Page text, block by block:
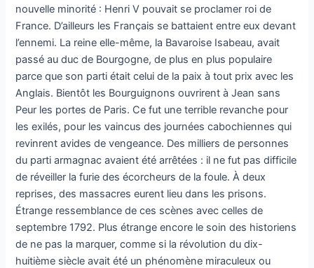
nouvelle minorité : Henri V pouvait se proclamer roi de
France. D’ailleurs les Français se battaient entre eux devant
l’ennemi. La reine elle-même, la Bavaroise Isabeau, avait
passé au duc de Bourgogne, de plus en plus populaire
parce que son parti était celui de la paix à tout prix avec les
Anglais. Bientôt les Bourguignons ouvrirent à Jean sans
Peur les portes de Paris. Ce fut une terrible revanche pour
les exilés, pour les vaincus des journées cabochiennes qui
revinrent avides de vengeance. Des milliers de personnes
du parti armagnac avaient été arrêtées : il ne fut pas difficile
de réveiller la furie des écorcheurs de la foule. À deux
reprises, des massacres eurent lieu dans les prisons.
Étrange ressemblance de ces scènes avec celles de
septembre 1792. Plus étrange encore le soin des historiens
de ne pas la marquer, comme si la révolution du dix-
huitième siècle avait été un phénomène miraculeux ou